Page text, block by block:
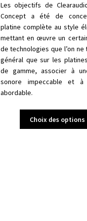
Les objectifs de
Concept a été de
platine complète au style
mettant en œuvre un
de technologies que l’on ne
général que sur les
de gamme, associer à
sonore impeccable et
abordable.
Choix des options